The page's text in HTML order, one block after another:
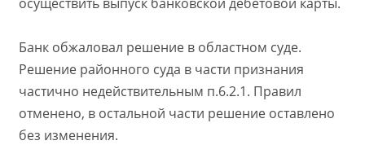
Банк обжаловал решение в областном суде.
Решение районного суда в части признания
частично недействительным п.6.2.1. Правил
отменено, в остальной части решение оставлено
без изменения.